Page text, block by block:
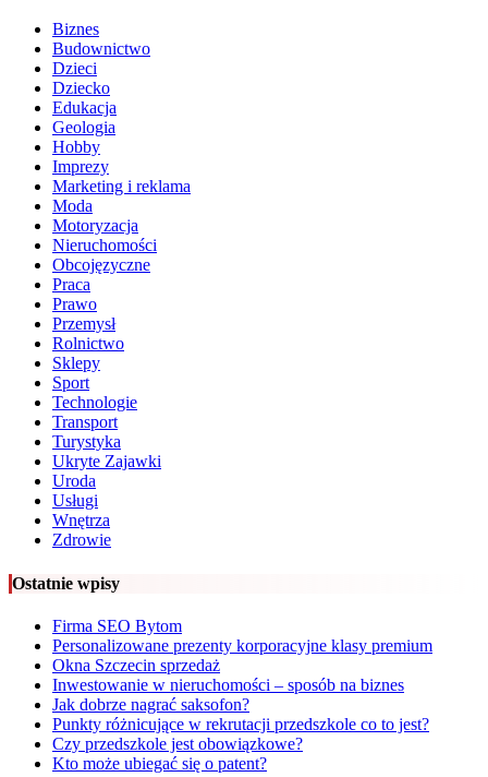
Biznes
Budownictwo
Dzieci
Dziecko
Edukacja
Geologia
Hobby
Imprezy
Marketing i reklama
Moda
Motoryzacja
Nieruchomości
Obcojęzyczne
Praca
Prawo
Przemysł
Rolnictwo
Sklepy
Sport
Technologie
Transport
Turystyka
Ukryte Zajawki
Uroda
Usługi
Wnętrza
Zdrowie
Ostatnie wpisy
Firma SEO Bytom
Personalizowane prezenty korporacyjne klasy premium
Okna Szczecin sprzedaż
Inwestowanie w nieruchomości – sposób na biznes
Jak dobrze nagrać saksofon?
Punkty różnicujące w rekrutacji przedszkole co to jest?
Czy przedszkole jest obowiązkowe?
Kto może ubiegać się o patent?